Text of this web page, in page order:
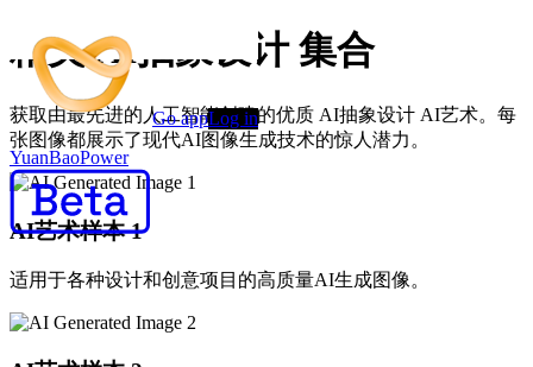
YuanBaoPower
Go appLog in
精美 AI抽象设计 集合
获取由最先进的人工智能创建的优质 AI抽象设计 AI艺术。每
张图像都展示了现代AI图像生成技术的惊人潜力。
AI艺术样本 1
适用于各种设计和创意项目的高质量AI生成图像。